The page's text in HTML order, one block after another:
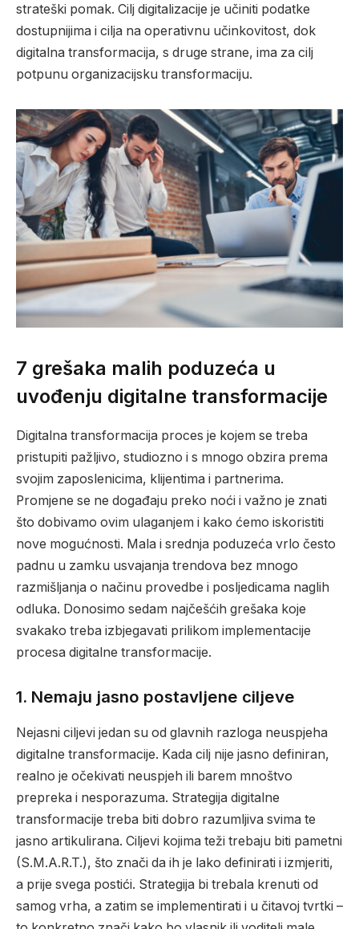
strateški pomak. Cilj digitalizacije je učiniti podatke
dostupnijima i cilja na operativnu učinkovitost, dok
digitalna transformacija, s druge strane, ima za cilj
potpunu organizacijsku transformaciju.
7 grešaka malih poduzeća u
uvođenju digitalne transformacije
Digitalna transformacija proces je kojem se treba
pristupiti pažljivo, studiozno i s mnogo obzira prema
svojim zaposlenicima, klijentima i partnerima.
Promjene se ne događaju preko noći i važno je znati
što dobivamo ovim ulaganjem i kako ćemo iskoristiti
nove mogućnosti. Mala i srednja poduzeća vrlo često
padnu u zamku usvajanja trendova bez mnogo
razmišljanja o načinu provedbe i posljedicama naglih
odluka. Donosimo sedam najčešćih grešaka koje
svakako treba izbjegavati prilikom implementacije
procesa digitalne transformacije.
1. Nemaju jasno postavljene ciljeve
Nejasni ciljevi jedan su od glavnih razloga neuspjeha
digitalne transformacije. Kada cilj nije jasno definiran,
realno je očekivati neuspjeh ili barem mnoštvo
prepreka i nesporazuma. Strategija digitalne
transformacije treba biti dobro razumljiva svima te
jasno artikulirana. Ciljevi kojima teži trebaju biti pametni
(S.M.A.R.T.), što znači da ih je lako definirati i izmjeriti,
a prije svega postići. Strategija bi trebala krenuti od
samog vrha, a zatim se implementirati i u čitavoj tvrtki –